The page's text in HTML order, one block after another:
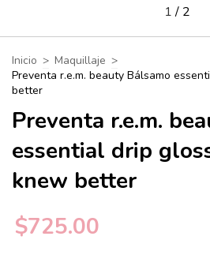
1/ 2
Inicio > Maquillaje >
Preventa r.e.m. beauty Bálsamo
better
Preventa r.e.m.
essential drip
knew better
$725.00